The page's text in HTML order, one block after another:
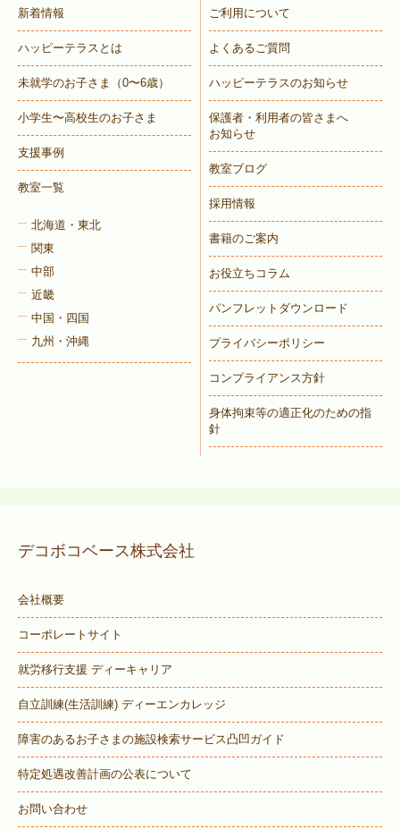
新着情報
ハッピーテラスとは
未就学のお子さま （0〜6歳）
小学生〜高校生のお子さま
支援事例
教室一覧
北海道・東北
関東
中部
近畿
中国・四国
九州・沖縄
ご利用について
よくあるご質問
ハッピーテラスのお知らせ
保護者・利用者の皆さまへ
お知らせ
教室ブログ
採用情報
書籍のご案内
お役立ちコラム
パンフレットダウンロード
プライバシーポリシー
コンプライアンス方針
身体拘束等の適正化のための指
針
デコボコベース株式会社
会社概要
コーポレートサイト
就労移行支援 ディーキャリア
自立訓練(生活訓練) ディーエンカレッジ
障害のあるお子さまの施設検索サービス凸凹ガイド
特定処遇改善計画の公表について
お問い合わせ